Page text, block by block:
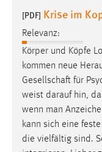
[PDF] Krise im
Relevanz:
Körper und Köpfe
kommen neue
Gesellschaft für
weist darauf hin,
wenn man
kann sich eine
die vielfältig sind.